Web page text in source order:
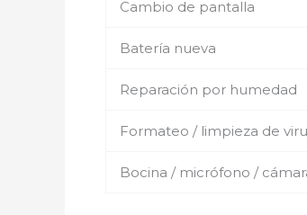
Cambio de pantalla
Batería nueva
Reparación por humedad
Formateo / limpieza de
Bocina / micrófono /